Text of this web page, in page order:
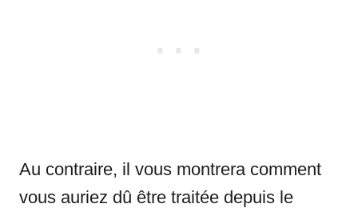
Au contraire, il vous montrera comment
vous auriez dû être traitée depuis le